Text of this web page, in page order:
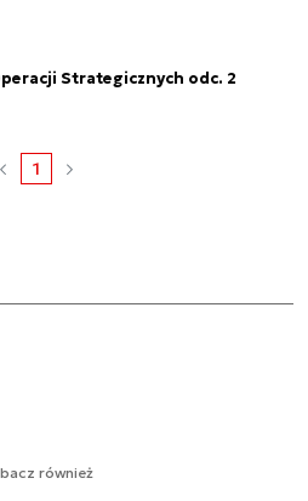
Strategicznych odc. 2
1
również